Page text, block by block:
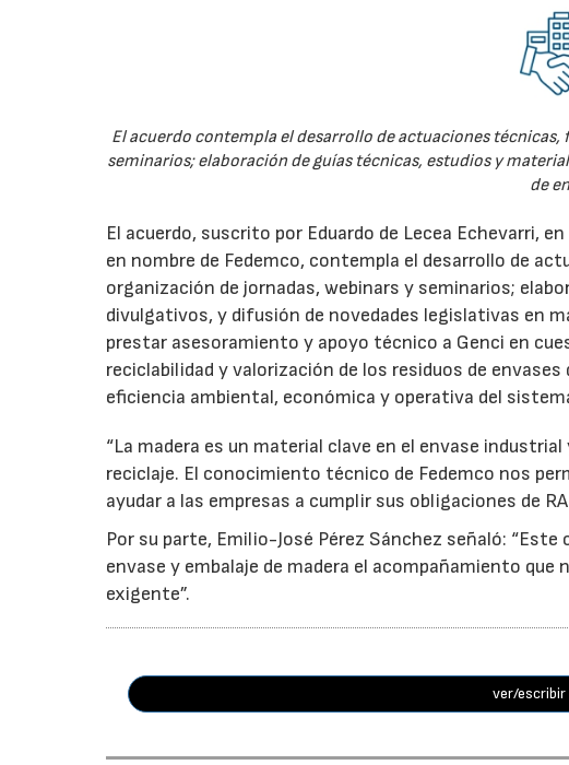
El acuerdo contempla el desarrollo de actuaciones
seminarios; elaboración de guías técnicas, estudios y
de
El acuerdo, suscrito por Eduardo de Lecea Echevarri,
en nombre de Fedemco, contempla el desarrollo de
organización de jornadas, webinars y seminarios;
divulgativos, y difusión de novedades legislativas en
prestar asesoramiento y apoyo técnico a Genci en
reciclabilidad y valorización de los residuos de
eficiencia ambiental, económica y operativa del
“La madera es un material clave en el envase
reciclaje. El conocimiento técnico de Fedemco nos
ayudar a las empresas a cumplir sus obligaciones de
Por su parte, Emilio-José Pérez Sánchez señaló:
envase y embalaje de madera el acompañamiento
exigente”.
ver/